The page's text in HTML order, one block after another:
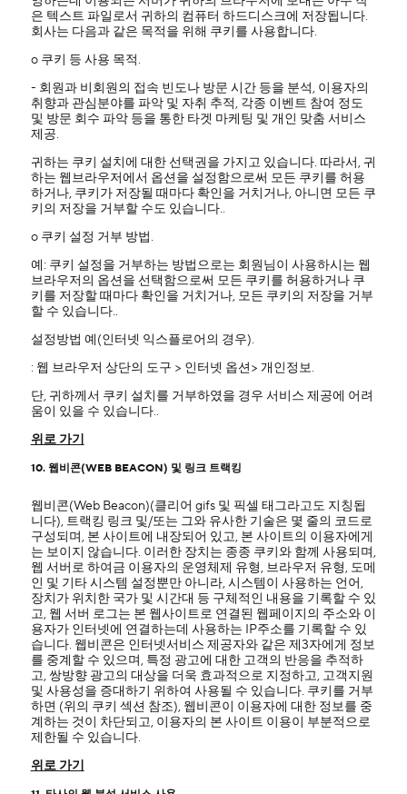
은 텍스트 파일로서 귀하의 컴퓨터 하드디스크에 저장됩니다.
회사는 다음과 같은 목적을 위해 쿠키를 사용합니다.
ο 쿠키 등 사용 목적.
- 회원과 비회원의 접속 빈도나 방문 시간 등을 분석, 이용자의
취향과 관심분야를 파악 및 자취 추적, 각종 이벤트 참여 정도
및 방문 회수 파악 등을 통한 타겟 마케팅 및 개인 맞춤 서비스
제공.
귀하는 쿠키 설치에 대한 선택권을 가지고 있습니다. 따라서, 귀
하는 웹브라우저에서 옵션을 설정함으로써 모든 쿠키를 허용
하거나, 쿠키가 저장될 때마다 확인을 거치거나, 아니면 모든 쿠
키의 저장을 거부할 수도 있습니다..
ο 쿠키 설정 거부 방법.
예: 쿠키 설정을 거부하는 방법으로는 회원님이 사용하시는 웹
브라우저의 옵션을 선택함으로써 모든 쿠키를 허용하거나 쿠
키를 저장할 때마다 확인을 거치거나, 모든 쿠키의 저장을 거부
할 수 있습니다..
설정방법 예(인터넷 익스플로어의 경우).
: 웹 브라우저 상단의 도구 > 인터넷 옵션> 개인정보.
단, 귀하께서 쿠키 설치를 거부하였을 경우 서비스 제공에 어려
움이 있을 수 있습니다..
위로 가기
10. 웹비콘(WEB BEACON) 및 링크 트랙킹
웹비콘(Web Beacon)(클리어 gifs 및 픽셀 태그라고도 지칭됩
니다), 트랙킹 링크 및/또는 그와 유사한 기술은 몇 줄의 코드로
구성되며, 본 사이트에 내장되어 있고, 본 사이트의 이용자에게
는 보이지 않습니다. 이러한 장치는 종종 쿠키와 함께 사용되며,
웹 서버로 하여금 이용자의 운영체제 유형, 브라우저 유형, 도메
인 및 기타 시스템 설정뿐만 아니라, 시스템이 사용하는 언어,
장치가 위치한 국가 및 시간대 등 구체적인 내용을 기록할 수 있
고, 웹 서버 로그는 본 웹사이트로 연결된 웹페이지의 주소와 이
용자가 인터넷에 연결하는데 사용하는 IP주소를 기록할 수 있
습니다. 웹비콘은 인터넷서비스 제공자와 같은 제3자에게 정보
를 중계할 수 있으며, 특정 광고에 대한 고객의 반응을 추적하
고, 쌍방향 광고의 대상을 더욱 효과적으로 지정하고, 고객지원
및 사용성을 증대하기 위하여 사용될 수 있습니다. 쿠키를 거부
하면 (위의 쿠키 섹션 참조), 웹비콘이 이용자에 대한 정보를 중
계하는 것이 차단되고, 이용자의 본 사이트 이용이 부분적으로
제한될 수 있습니다.
위로 가기